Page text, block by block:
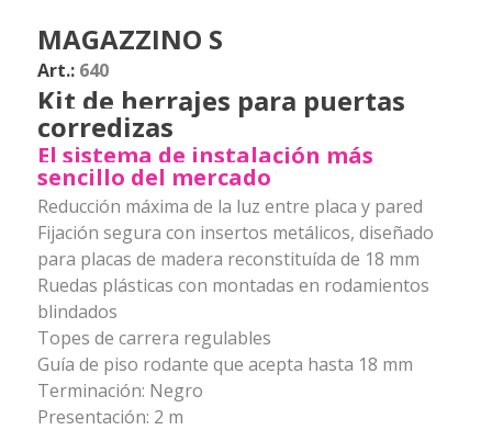
MAGAZZINO S
Art.: 640
Kit de herrajes para puertas
corredizas
El sistema de instalación más
sencillo del mercado
Reducción máxima de la luz entre placa y pared
Fijación segura con insertos metálicos, diseñado
para placas de madera reconstituída de 18 mm
Ruedas plásticas con montadas en rodamientos
blindados
Topes de carrera regulables
Guía de piso rodante que acepta hasta 18 mm
Terminación: Negro
Presentación: 2 m